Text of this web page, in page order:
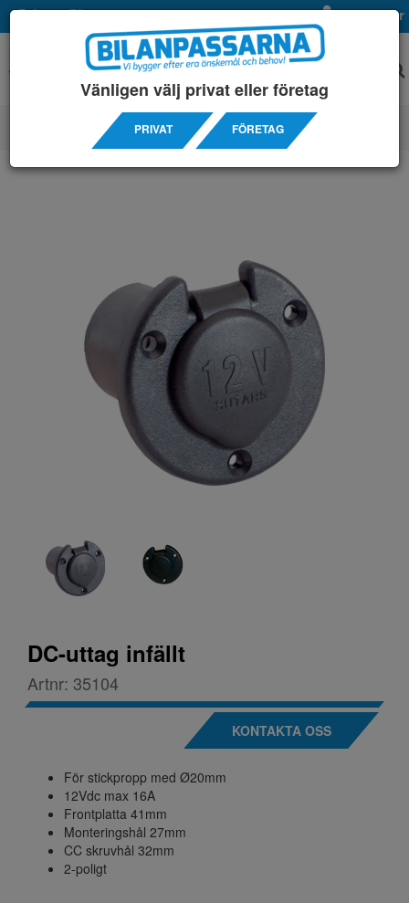
Privat Företag Mina sidor
ELPRODUKTER / UTTAG USB - DC - CIGG
DC-uttag infällt
Artnr: 35104
KONTAKTA OSS
För stickpropp med Ø20mm
12Vdc max 16A
Frontplatta 41mm
Monteringshål 27mm
CC skruvhål 32mm
2-poligt
Vänligen välj privat eller företag
PRIVAT FÖRETAG